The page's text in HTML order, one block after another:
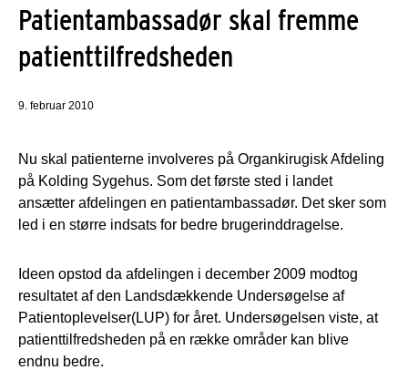
Patientambassadør skal fremme
patienttilfredsheden
9. februar 2010
Nu skal patienterne involveres på Organkirugisk Afdeling
på Kolding Sygehus. Som det første sted i landet
ansætter afdelingen en patientambassadør. Det sker som
led i en større indsats for bedre brugerinddragelse.
Ideen opstod da afdelingen i december 2009 modtog
resultatet af den Landsdækkende Undersøgelse af
Patientoplevelser(LUP) for året. Undersøgelsen viste, at
patienttilfredsheden på en række områder kan blive
endnu bedre.